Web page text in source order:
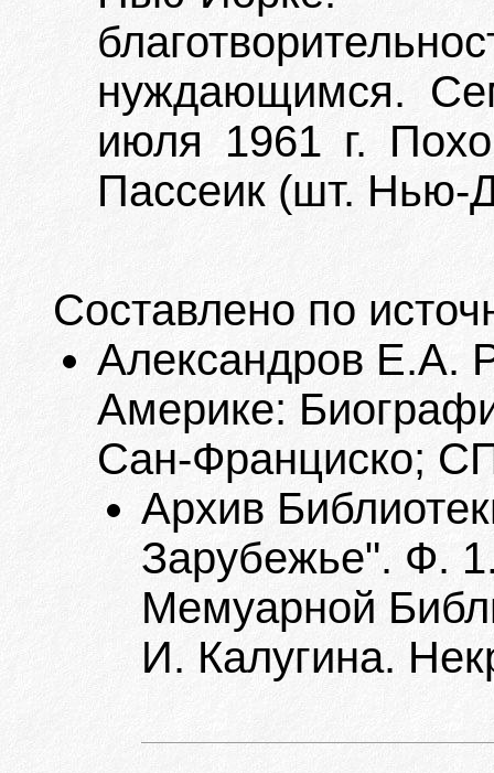
нуждающимся.
июля 1961 г.
Пассеик (шт. Нью-
Составлено по
Александров Е.А.
Америке:
Сан-Франциско;
Архив
Зарубежье". Ф.
Мемуарной
И. Калугина.